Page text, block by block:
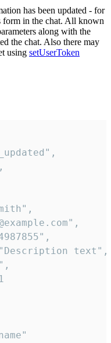
has been updated - for
form in the chat. All known
along with the
the chat. Also there may
using setUserToken
text",